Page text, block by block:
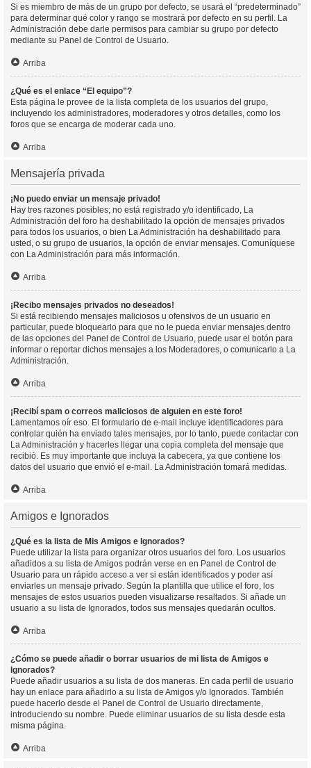
Si es miembro de más de un grupo por defecto, se usará el “predeterminado”
para determinar qué color y rango se mostrará por defecto en su perfil. La
Administración debe darle permisos para cambiar su grupo por defecto
mediante su Panel de Control de Usuario.
Arriba
¿Qué es el enlace “El equipo”?
Esta página le provee de la lista completa de los usuarios del grupo,
incluyendo los administradores, moderadores y otros detalles, como los
foros que se encarga de moderar cada uno.
Arriba
Mensajería privada
¡No puedo enviar un mensaje privado!
Hay tres razones posibles; no está registrado y/o identificado, La
Administración del foro ha deshabilitado la opción de mensajes privados
para todos los usuarios, o bien La Administración ha deshabilitado para
usted, o su grupo de usuarios, la opción de enviar mensajes. Comuníquese
con La Administración para más información.
Arriba
¡Recibo mensajes privados no deseados!
Si está recibiendo mensajes maliciosos u ofensivos de un usuario en
particular, puede bloquearlo para que no le pueda enviar mensajes dentro
de las opciones del Panel de Control de Usuario, puede usar el botón para
informar o reportar dichos mensajes a los Moderadores, o comunicarlo a La
Administración.
Arriba
¡Recibí spam o correos maliciosos de alguien en este foro!
Lamentamos oír eso. El formulario de e-mail incluye identificadores para
controlar quién ha enviado tales mensajes, por lo tanto, puede contactar con
La Administración y hacerles llegar una copia completa del mensaje que
recibió. Es muy importante que incluya la cabecera, ya que contiene los
datos del usuario que envió el e-mail. La Administración tomará medidas.
Arriba
Amigos e Ignorados
¿Qué es la lista de Mis Amigos e Ignorados?
Puede utilizar la lista para organizar otros usuarios del foro. Los usuarios
añadidos a su lista de Amigos podrán verse en en Panel de Control de
Usuario para un rápido acceso a ver si están identificados y poder así
enviarles un mensaje privado. Según la plantilla que utilice el foro, los
mensajes de estos usuarios pueden visualizarse resaltados. Si añade un
usuario a su lista de Ignorados, todos sus mensajes quedarán ocultos.
Arriba
¿Cómo se puede añadir o borrar usuarios de mi lista de Amigos e
Ignorados?
Puede añadir usuarios a su lista de dos maneras. En cada perfil de usuario
hay un enlace para añadirlo a su lista de Amigos y/o Ignorados. También
puede hacerlo desde el Panel de Control de Usuario directamente,
introduciendo su nombre. Puede eliminar usuarios de su lista desde esta
misma página.
Arriba